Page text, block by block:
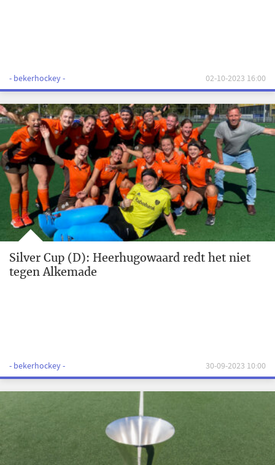
- bekerhockey - 02-10-2023 16:00
Silver Cup (D): Heerhugowaard redt het niet
tegen Alkemade
- bekerhockey - 30-09-2023 10:00